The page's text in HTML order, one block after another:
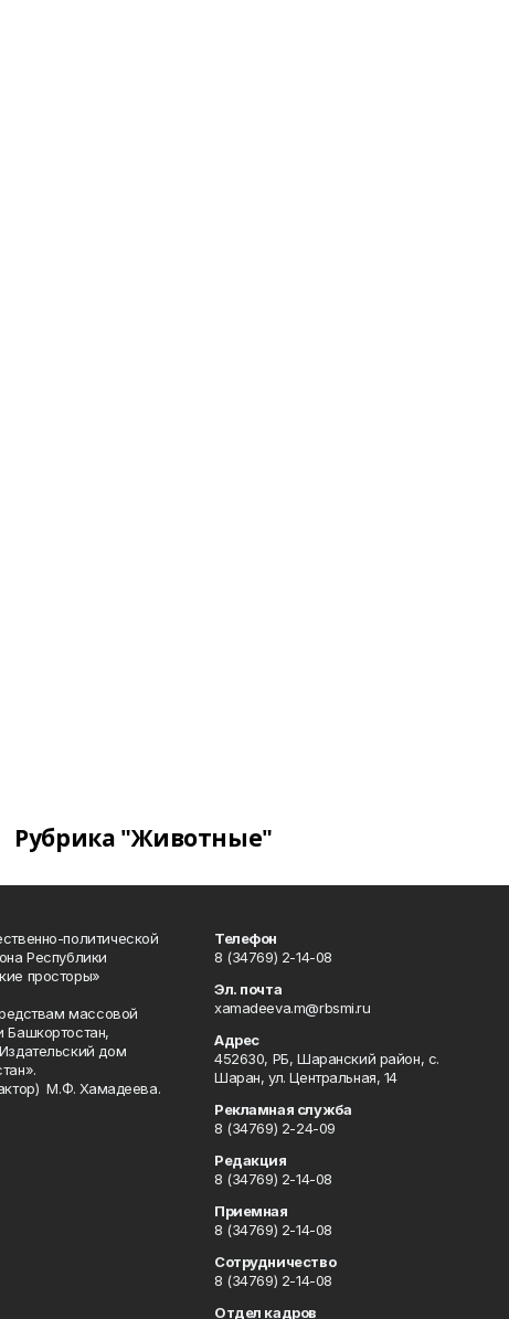
Рубрика "Животные"
политической
Республики
просторы»
массовой
Башкортостан,
дом
М.Ф. Хамадеева.
Телефон
8 (34769) 2-14-08
Эл. почта
xamadeeva.m@rbsmi.ru
Адрес
452630, РБ, Шаранский район, с.
Шаран, ул. Центральная, 14
Рекламная служба
8 (34769) 2-24-09
Редакция
8 (34769) 2-14-08
Приемная
8 (34769) 2-14-08
Сотрудничество
8 (34769) 2-14-08
Отдел кадров